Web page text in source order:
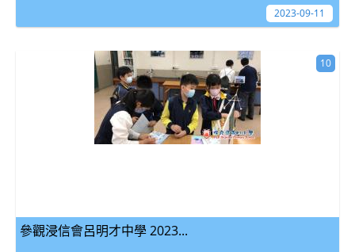
2023-09-11
參觀浸信會呂明才中學 2023...
10